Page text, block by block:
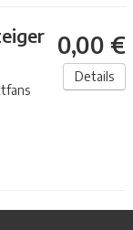
0,00 €
Details